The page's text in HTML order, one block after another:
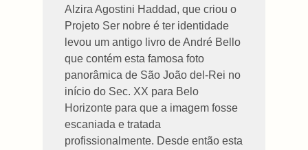
Alzira Agostini Haddad, que criou o
Projeto Ser nobre é ter identidade
levou um antigo livro de André Bello
que contém esta famosa foto
panorâmica de São João del-Rei no
início do Sec. XX para Belo
Horizonte para que a imagem fosse
escaniada e tratada
profissionalmente. Desde então esta